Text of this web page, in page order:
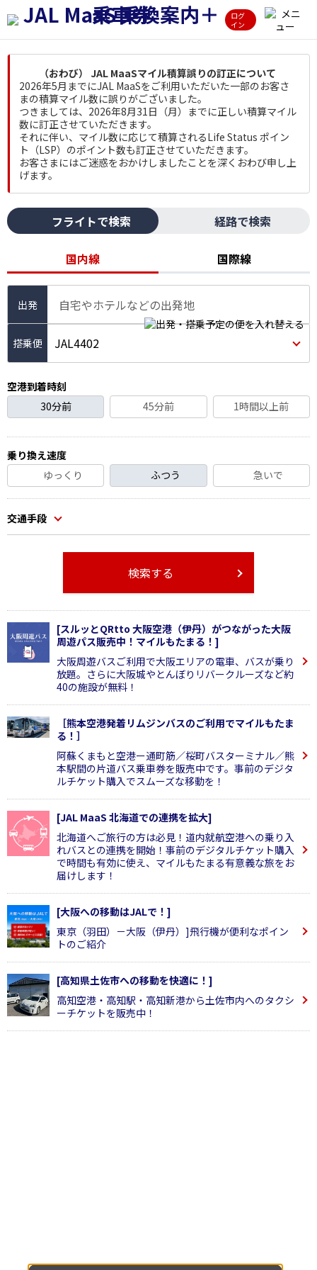
ログ
イン
（おわび） JAL MaaSマイル積算誤りの訂正について
2026年5月までにJAL MaaSをご利用いただいた一部のお客さ
まの積算マイル数に誤りがございました。
つきましては、2026年8月31日（月）までに正しい積算マイル
数に訂正させていただきます。
それに伴い、マイル数に応じて積算されるLife Status ポイン
ト（LSP）のポイント数も訂正させていただきます。
お客さまにはご迷惑をおかけしましたことを深くおわび申し上
げます。
フライトで検索 経路で検索
国内線 国際線
出発 自宅やホテルなどの出発地
JAL4402
空港到着時刻
30分前
45分前 1時間以上前
乗り換え速度
ゆっくり
ふつう 急いで
交通手段
検索する
[スルッとQRtto 大阪空港（伊丹）がつながった大阪
周遊パス販売中！マイルもたまる！]
大阪周遊バスご利用で大阪エリアの電車、バスが乗り
放題。さらに大阪城やとんぼりリバークルーズなど約
40の施設が無料！
［熊本空港発着リムジンバスのご利用でマイルもたま
る！］
阿蘇くまもと空港ー通町筋／桜町バスターミナル／熊
本駅間の片道バス乗車券を販売中です。事前のデジタ
ルチケット購入でスムーズな移動を！
[JAL MaaS 北海道での連携を拡大]
北海道へご旅行の方は必見！道内就航空港への乗り入
れバスとの連携を開始！事前のデジタルチケット購入
で時間も有効に使え、マイルもたまる有意義な旅をお
届けします！
[大阪への移動はJALで！]
東京（羽田）－大阪（伊丹）]飛行機が便利なポイン
トのご紹介
[高知県土佐市への移動を快適に！]
高知空港・高知駅・高知新港から土佐市内へのタクシ
ーチケットを販売中！